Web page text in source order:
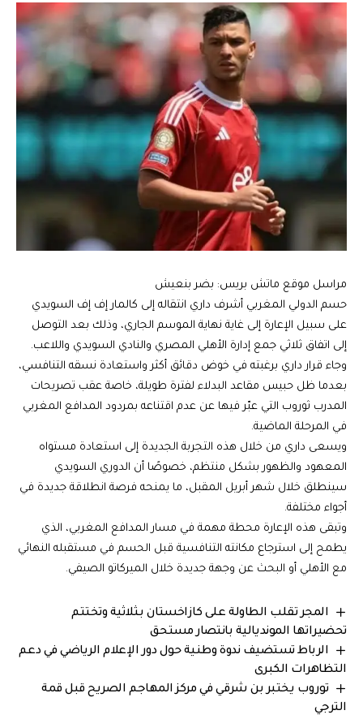
مراسل موقع ماتش بريس: بضر بنعيش
حسم الدولي المغربي أشرف داري انتقاله إلى كالمار إف إف السويدي
على سبيل الإعارة إلى غاية نهاية الموسم الجاري، وذلك بعد التوصل
إلى اتفاق ثلاثي جمع إدارة الأهلي المصري والنادي السويدي واللاعب.
وجاء قرار داري برغبته في خوض دقائق أكثر واستعادة نسقه التنافسي،
بعدما ظل حبيس مقاعد البدلاء لفترة طويلة، خاصة عقب تصريحات
المدرب ثوروب التي عبّر فيها عن عدم اقتناعه بمردود المدافع المغربي
في المرحلة الماضية.
ويسعى داري من خلال هذه التجربة الجديدة إلى استعادة مستواه
المعهود والظهور بشكل منتظم، خصوصًا أن الدوري السويدي
سينطلق خلال شهر أبريل المقبل، ما يمنحه فرصة انطلاقة جديدة في
أجواء مختلفة.
وتبقى هذه الإعارة محطة مهمة في مسار المدافع المغربي، الذي
يطمح إلى استرجاع مكانته التنافسية قبل الحسم في مستقبله النهائي
مع الأهلي أو البحث عن وجهة جديدة خلال الميركاتو الصيفي.
المجر تقلب الطاولة على كازاخستان بثلاثية وتختتم
تحضيراتها المونديالية بانتصار مستحق
الرباط تستضيف ندوة وطنية حول دور الإعلام الرياضي في دعم
التظاهرات الكبرى
توروب يختبر بن شرقي في مركز المهاجم الصريح قبل قمة
الترجي